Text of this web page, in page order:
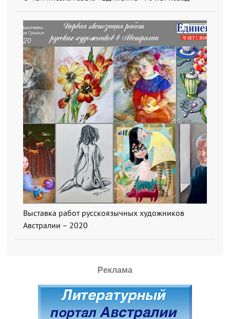
Выставка работ русскоязычных художников
Австралии – 2020
Реклама